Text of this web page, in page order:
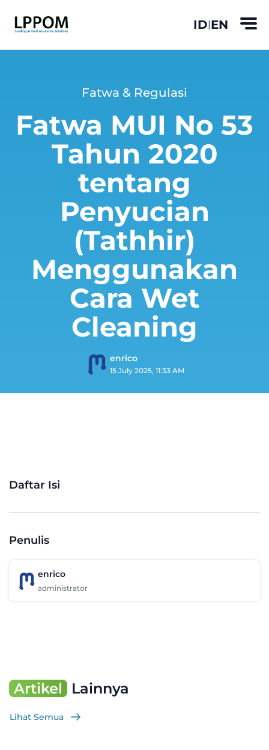
ID|EN
Fatwa & Regulasi
Fatwa MUI No 53
Tahun 2020
tentang
Penyucian
(Tathhir)
Menggunakan
Cara Wet
Cleaning
enrico
15 July 2025, 11:33 AM
Daftar Isi
Penulis
enrico
administrator
Artikel Lainnya
Lihat Semua